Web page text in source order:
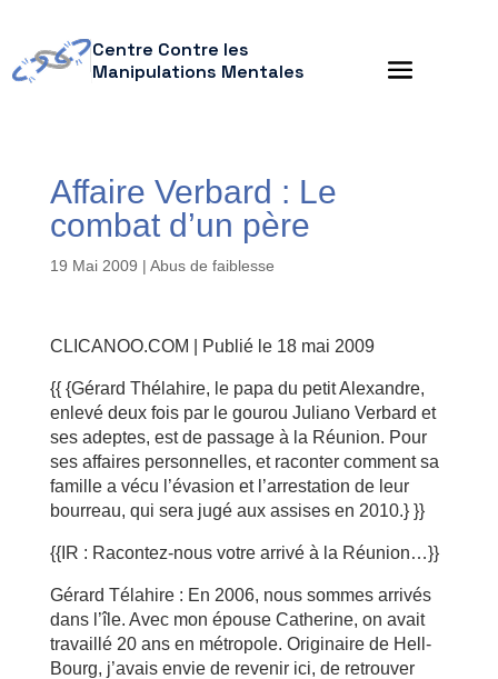
Centre Contre les
Manipulations Mentales
Affaire Verbard : Le
combat d’un père
19 Mai 2009 | Abus de faiblesse
CLICANOO.COM | Publié le 18 mai 2009
{{ {Gérard Thélahire, le papa du petit Alexandre,
enlevé deux fois par le gourou Juliano Verbard et
ses adeptes, est de passage à la Réunion. Pour
ses affaires personnelles, et raconter comment sa
famille a vécu l’évasion et l’arrestation de leur
bourreau, qui sera jugé aux assises en 2010.} }}
{{IR : Racontez-nous votre arrivé à la Réunion…}}
Gérard Télahire : En 2006, nous sommes arrivés
dans l’île. Avec mon épouse Catherine, on avait
travaillé 20 ans en métropole. Originaire de Hell-
Bourg, j’avais envie de revenir ici, de retrouver